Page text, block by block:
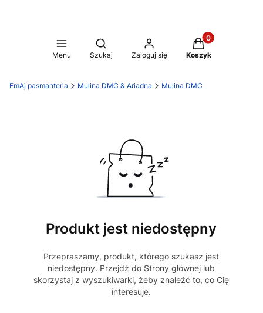
Menu
Otwórz wyszukiwarkę
Szukaj Zaloguj się
Produkty w
Koszyk
EmAj pasmanteria Mulina DMC & Ariadna Mulina DMC
Produkt jest niedostępny
Przepraszamy, produkt, którego szukasz jest
niedostępny. Przejdź do Strony głównej lub
skorzystaj z wyszukiwarki, żeby znaleźć to, co Cię
interesuje.